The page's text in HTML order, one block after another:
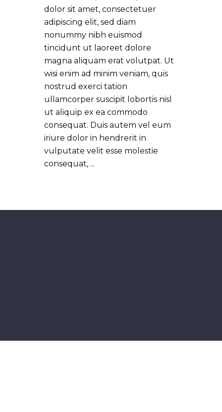
dolor sit amet, consectetuer
adipiscing elit, sed diam
nonummy nibh euismod
tincidunt ut laoreet dolore
magna aliquam erat volutpat. Ut
wisi enim ad minim veniam, quis
nostrud exerci tation
ullamcorper suscipit lobortis nisl
ut aliquip ex ea commodo
consequat. Duis autem vel eum
iriure dolor in hendrerit in
vulputate velit esse molestie
consequat,